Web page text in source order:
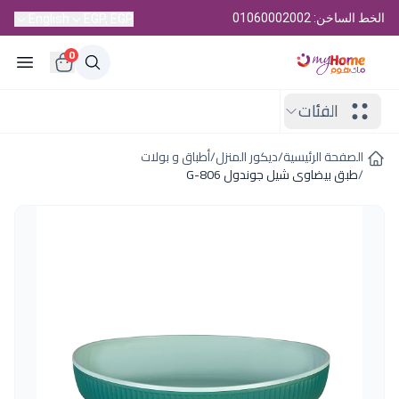
الخط الساخن: 01060002002
0
الفئات
الصفحة الرئيسية/ديكور المنزل/أطباق و بولات
/طبق بيضاوى شيل جوندول G-806